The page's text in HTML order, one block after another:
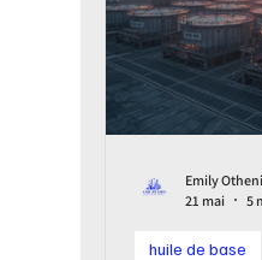
huile de base
Emily
21 mai
5